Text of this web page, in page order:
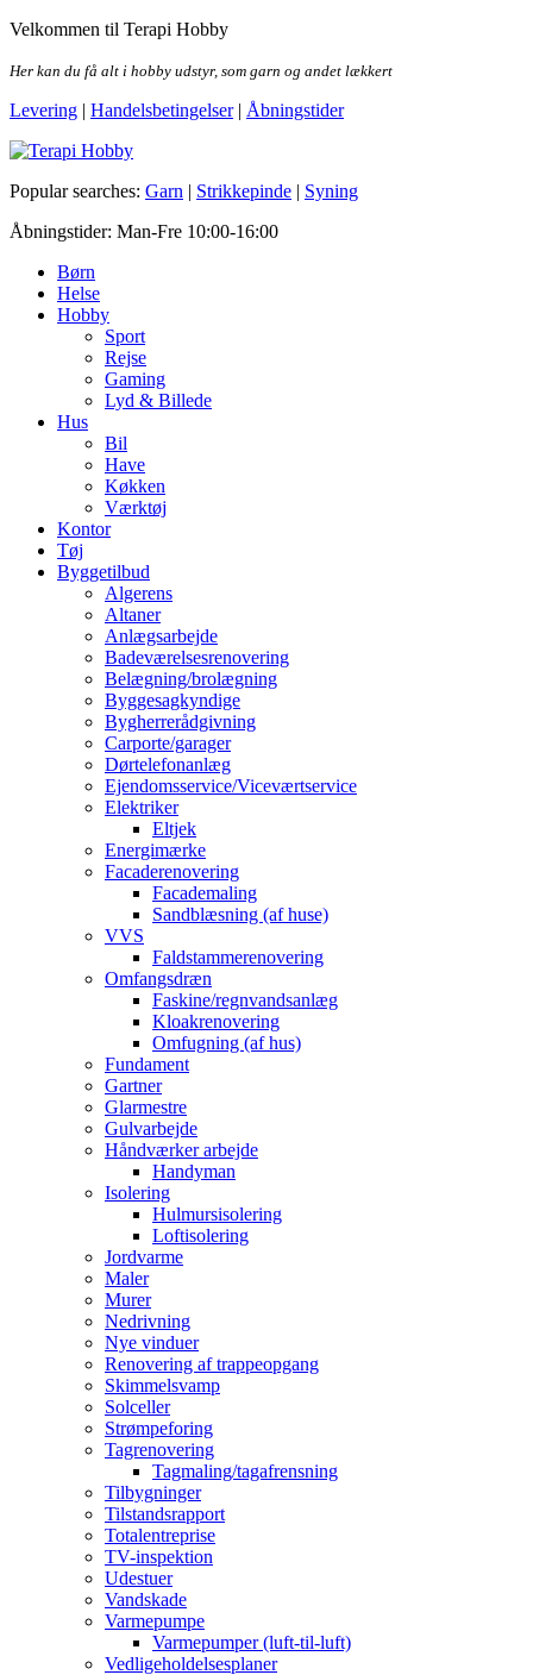
Skip
the
Velkommen til Terapi Hobby
Her kan du få alt i hobby udstyr, som garn og andet lækkert
Levering | Handelsbetingelser| Åbningstider
Terapi Hobby
Popular searches: Garn | Strikkepinde | Syning
Åbningstider: Man-Fre 10:00-16:00
Børn
Helse
Hobby
Sport
Rejse
Gaming
Lyd & Billede
Hus
Bil
Have
Køkken
Værktøj
Kontor
Tøj
Byggetilbud
Algerens
Altaner
Anlægsarbejde
Badeværelsesrenovering
Belægning/brolægning
Byggesagkyndige
Bygherrerådgivning
Carporte/garager
Dørtelefonanlæg
Ejendomsservice/Viceværtservice
Elektriker
Eltjek
Energimærke
Facaderenovering
Facademaling
Sandblæsning (af huse)
VVS
Faldstammerenovering
Omfangsdræn
Faskine/regnvandsanlæg
Kloakrenovering
Omfugning (af hus)
Fundament
Gartner
Glarmestre
Gulvarbejde
Håndværker arbejde
Handyman
Isolering
Hulmursisolering
Loftisolering
Jordvarme
Maler
Murer
Nedrivning
Nye vinduer
Renovering af trappeopgang
Skimmelsvamp
Solceller
Strømpeforing
Tagrenovering
Tagmaling/tagafrensning
Tilbygninger
Tilstandsrapport
Totalentreprise
TV-inspektion
Udestuer
Vandskade
Varmepumpe
Varmepumper (luft-til-luft)
Vedligeholdelsesplaner